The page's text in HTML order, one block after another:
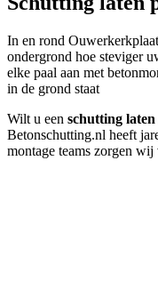
In en rond
ondergrond hoe steviger
elke paal aan met
in de grond staat
Wilt u een schutting
Betonschutting.nl heeft
montage teams zorgen